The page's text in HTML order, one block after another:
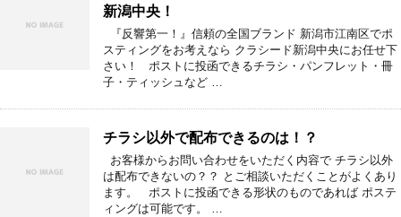
新潟中央！
『反響第一！』信頼の全国ブランド 新潟市江南区でポ
スティングをお考えなら クラシード新潟中央にお任せ下
さい！ ポストに投函できるチラシ・パンフレット・冊
子・ティッシュなど …
チラシ以外で配布できるのは！？
お客様からお問い合わせをいただく内容で チラシ以外
は配布できないの？？ とご相談いただくことがよくあり
ます。 ポストに投函できる形状のものであれば ポステ
ィングは可能です。 …